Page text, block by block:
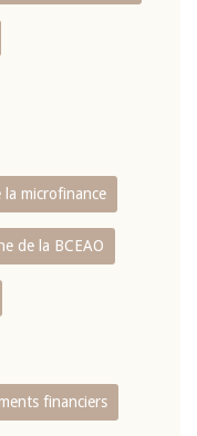
la microfinance
de la BCEAO
financiers